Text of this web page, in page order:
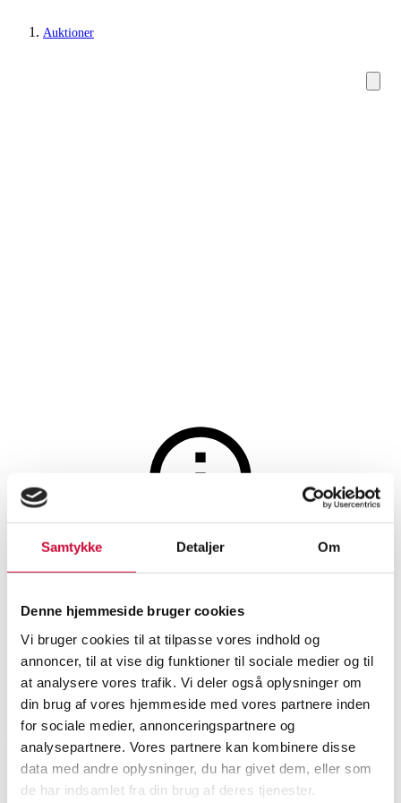
Samtykke Detaljer Om
Denne hjemmeside bruger cookies
Vi bruger cookies til at tilpasse vores indhold og
annoncer, til at vise dig funktioner til sociale medier og til
at analysere vores trafik. Vi deler også oplysninger om
din brug af vores hjemmeside med vores partnere inden
for sociale medier, annonceringspartnere og
analysepartnere. Vores partnere kan kombinere disse
data med andre oplysninger, du har givet dem, eller som
de har indsamlet fra din brug af deres tjenester.
Auktioner
Figurer
Auktionen er afsluttet
Samling figurer af fajance. (43)
SHOWROOM
København
VURDERING
DKK 1.900
VARENUMMER
6518414
Beskrivelse